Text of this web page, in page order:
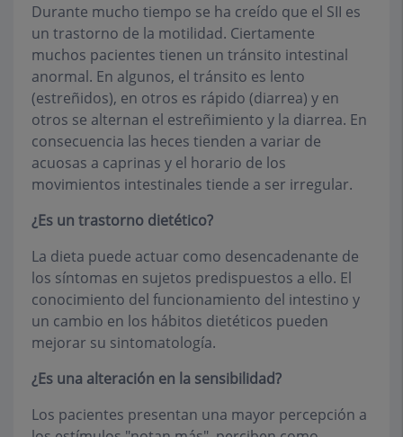
Durante mucho tiempo se ha creído que el SII es
un trastorno de la motilidad. Ciertamente
muchos pacientes tienen un tránsito intestinal
anormal. En algunos, el tránsito es lento
(estreñidos), en otros es rápido (diarrea) y en
otros se alternan el estreñimiento y la diarrea. En
consecuencia las heces tienden a variar de
acuosas a caprinas y el horario de los
movimientos intestinales tiende a ser irregular.
¿Es un trastorno dietético?
La dieta puede actuar como desencadenante de
los síntomas en sujetos predispuestos a ello. El
conocimiento del funcionamiento del intestino y
un cambio en los hábitos dietéticos pueden
mejorar su sintomatología.
¿Es una alteración en la sensibilidad?
Los pacientes presentan una mayor percepción a